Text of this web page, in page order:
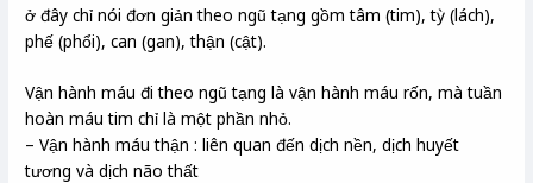
ở đây chỉ nói đơn giản theo ngũ tạng gồm tâm (tim), tỳ (lách),
phế (phổi), can (gan), thận (cật).
Vận hành máu đi theo ngũ tạng là vận hành máu rốn, mà tuần
hoàn máu tim chỉ là một phần nhỏ.
– Vận hành máu thận : liên quan đến dịch nền, dịch huyết
tương và dịch não thất